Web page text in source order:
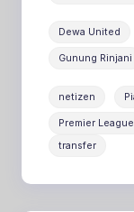
Dewa United
Gunung Rinjani
netizen
Premier League
transfer